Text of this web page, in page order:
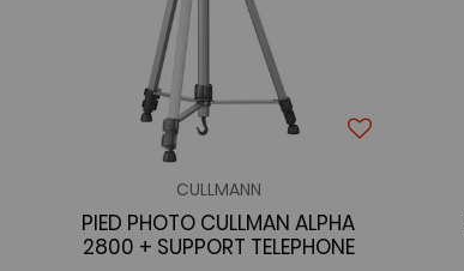
CULLMANN
PIED PHOTO CULLMAN ALPHA
2800 + SUPPORT TELEPHONE